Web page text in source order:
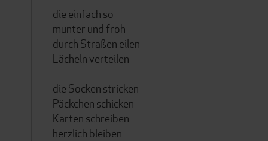
die einfach so
munter und froh
durch Straßen eilen
Lächeln verteilen
die Socken stricken
Päckchen schicken
Karten schreiben
herzlich bleiben